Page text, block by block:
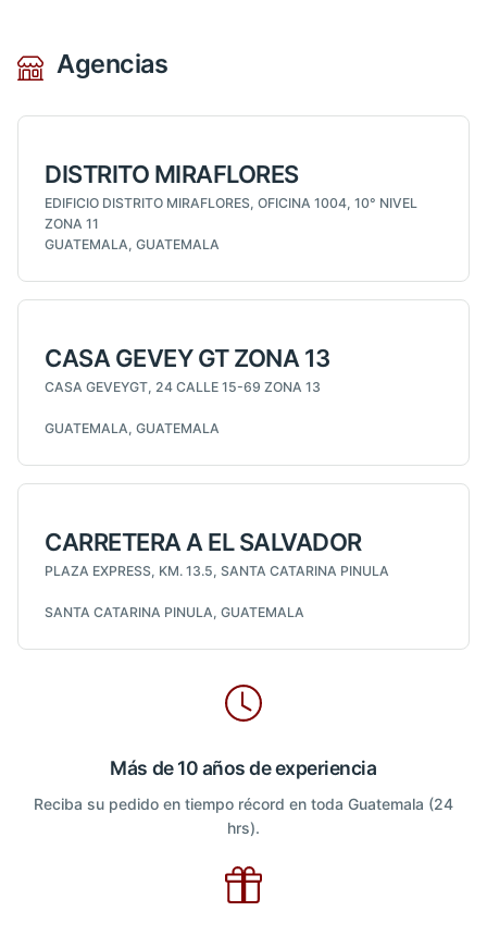
Agencias
DISTRITO MIRAFLORES
EDIFICIO DISTRITO MIRAFLORES, OFICINA 1004, 10° NIVEL
ZONA 11
GUATEMALA, GUATEMALA
CASA GEVEY GT ZONA 13
CASA GEVEYGT, 24 CALLE 15-69 ZONA 13
GUATEMALA, GUATEMALA
CARRETERA A EL SALVADOR
PLAZA EXPRESS, KM. 13.5, SANTA CATARINA PINULA
SANTA CATARINA PINULA, GUATEMALA
Más de 10 años de experiencia
Reciba su pedido en tiempo récord en toda Guatemala (24
hrs).